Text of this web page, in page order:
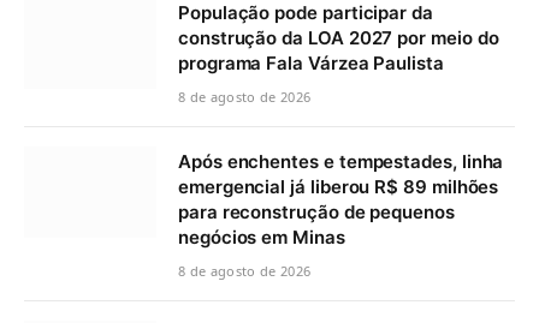
População pode participar da
construção da LOA 2027 por meio do
programa Fala Várzea Paulista
8 de agosto de 2026
Após enchentes e tempestades, linha
emergencial já liberou R$ 89 milhões
para reconstrução de pequenos
negócios em Minas
8 de agosto de 2026